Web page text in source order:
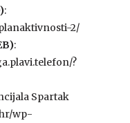
:
2/
:
?
Spartak
wp-